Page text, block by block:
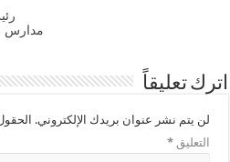
اترك تعليقاً
لن يتم نشر عنوان بريدك الإلكتروني.
التعليق*